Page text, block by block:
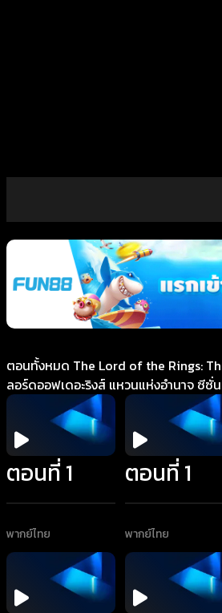
ตอนทั้งหมด The Lord of the Rings:
ลอร์ดออฟเดอะริงส์ แหวนแห่งอำนาจ ซีซั่น
ตอนที่ 1
พากย์ไทย
ตอนที่ 1
พากย์ไทย